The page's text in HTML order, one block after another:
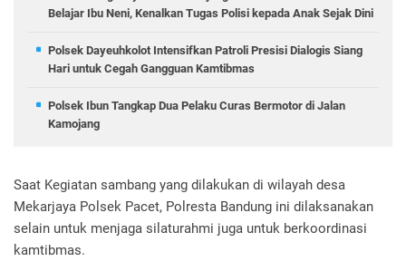
Belajar Ibu Neni, Kenalkan Tugas Polisi kepada Anak Sejak Dini
Polsek Dayeuhkolot Intensifkan Patroli Presisi Dialogis Siang
Hari untuk Cegah Gangguan Kamtibmas
Polsek Ibun Tangkap Dua Pelaku Curas Bermotor di Jalan
Kamojang
Saat Kegiatan sambang yang dilakukan di wilayah desa
Mekarjaya Polsek Pacet, Polresta Bandung ini dilaksanakan
selain untuk menjaga silaturahmi juga untuk berkoordinasi
kamtibmas.